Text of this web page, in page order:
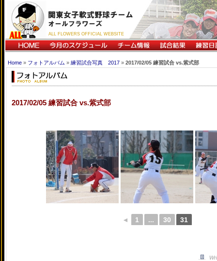
ALL FLOWERS OFFICIAL WEBSITE
Home » フォトアルバム » 練習試合写真 2017 » 2017/02/05 練習試合 vs.紫式部
2017/02/05 練習試合 vs.紫式部
◄ 1 ... 30 31